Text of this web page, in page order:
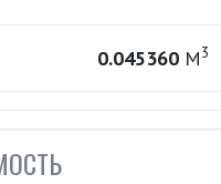
0.045360 М3